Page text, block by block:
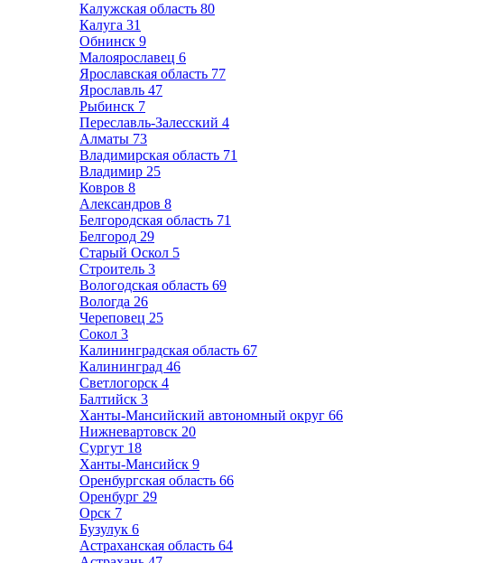
Калужская область 80
Калуга 31
Обнинск 9
Малоярославец 6
Ярославская область 77
Ярославль 47
Рыбинск 7
Переславль-Залесский 4
Алматы 73
Владимирская область 71
Владимир 25
Ковров 8
Александров 8
Белгородская область 71
Белгород 29
Старый Оскол 5
Строитель 3
Вологодская область 69
Вологда 26
Череповец 25
Сокол 3
Калининградская область 67
Калининград 46
Светлогорск 4
Балтийск 3
Ханты-Мансийский автономный округ 66
Нижневартовск 20
Сургут 18
Ханты-Мансийск 9
Оренбургская область 66
Оренбург 29
Орск 7
Бузулук 6
Астраханская область 64